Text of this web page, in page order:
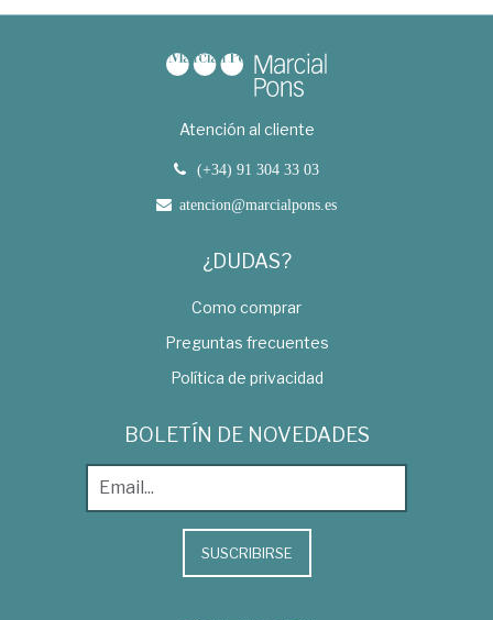
Atención al cliente
(+34) 91 304 33 03
atencion@marcialpons.es
¿DUDAS?
Como comprar
Preguntas frecuentes
Política de privacidad
BOLETÍN DE NOVEDADES
SUSCRIBIRSE